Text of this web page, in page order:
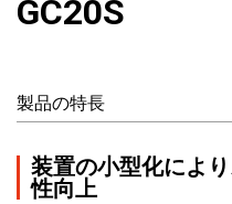
GC20S
製品の特長
装置の小型化によ
性向上